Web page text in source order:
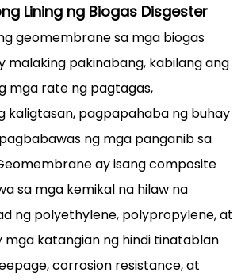
Lining ng Biogas Disgester
geomembrane sa mga biogas
malaking pakinabang, kabilang ang
mga rate ng pagtagas,
kaligtasan, pagpapahaba ng buhay
ng mga panganib sa
ay isang composite
sa mga kemikal na hilaw na
ng polyethylene, polypropylene, at
mga katangian ng hindi tinatablan
corrosion resistance, at